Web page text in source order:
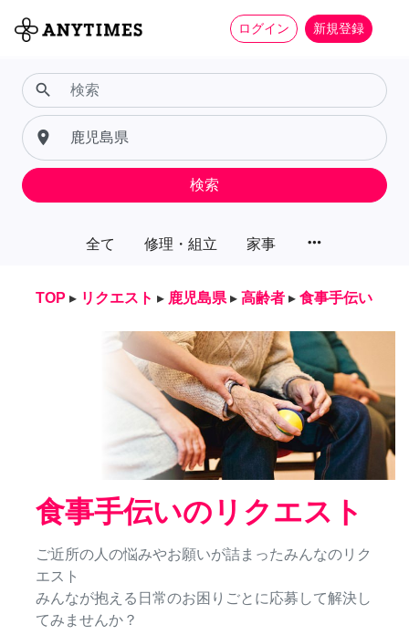
ログイン 新規登録
全て 修理・組立 家事 more_horiz
search
place
検索
TOP ▸ リクエスト ▸ 鹿児島県 ▸ 高齢者 ▸ 食事手伝い
食事手伝いのリクエスト
ご近所の人の悩みやお願いが詰まったみんなのリク
エスト
みんなが抱える日常のお困りごとに応募して解決し
てみませんか？